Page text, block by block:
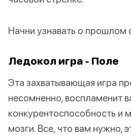
Начни узнавать о прошлом
Ледокол игра - Поле
Эта захватывающая игра
несомненно, воспламенит
конкурентоспособность и
мозги. Все, что вам нужно,